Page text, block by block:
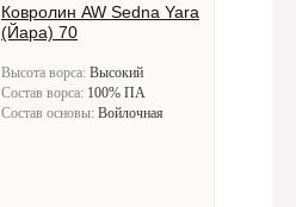
Ковролин AW Sedna Yara
(Йара) 70
Высота ворса: Высокий
Состав ворса: 100% ПА
Состав основы: Войлочная